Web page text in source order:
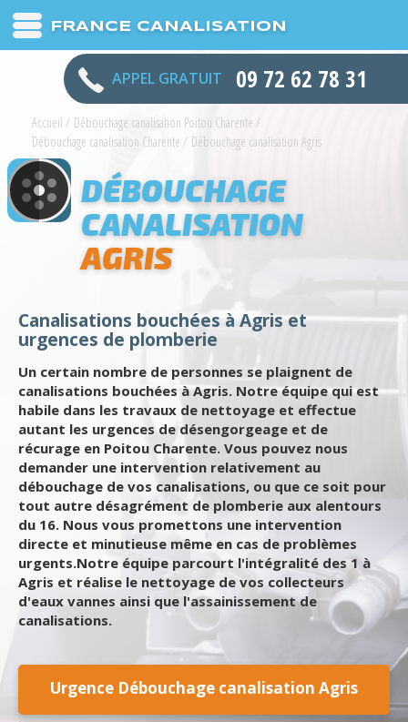
FRANCE CANALISATION
APPEL GRATUIT 09 72 62 78 31
Accueil / Débouchage canalisation Poitou Charente /
Débouchage canalisation Charente / Débouchage canalisation Agris
DÉBOUCHAGE
CANALISATION
AGRIS
Canalisations bouchées à Agris et
urgences de plomberie
Un certain nombre de personnes se plaignent de
canalisations bouchées à Agris. Notre équipe qui est
habile dans les travaux de nettoyage et effectue
autant les urgences de désengorgeage et de
récurage en Poitou Charente. Vous pouvez nous
demander une intervention relativement au
débouchage de vos canalisations, ou que ce soit pour
tout autre désagrément de plomberie aux alentours
du 16. Nous vous promettons une intervention
directe et minutieuse même en cas de problèmes
urgents.Notre équipe parcourt l'intégralité des 1 à
Agris et réalise le nettoyage de vos collecteurs
d'eaux vannes ainsi que l'assainissement de
canalisations.
Urgence Débouchage canalisation Agris